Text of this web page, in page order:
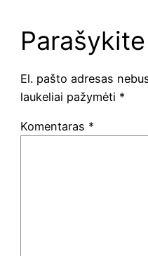
El. pašto adresas
laukeliai pažymėti *
Komentaras *